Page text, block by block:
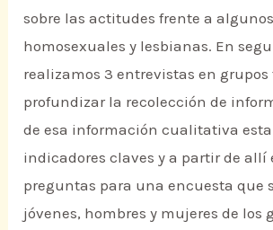
sobre las actitudes frente a
homosexuales y lesbianas. En
realizamos 3 entrevistas en grupos
profundizar la recolección de
de esa información cualitativa
indicadores claves y a partir de allí
preguntas para una encuesta que
jóvenes, hombres y mujeres de los